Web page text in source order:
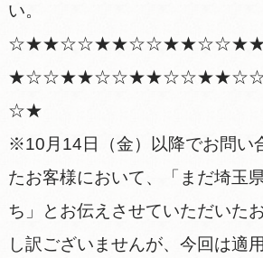
い。
☆★
※10月14日（金）以降でお問い
たお客様において、「まだ埼玉
ち」とお伝えさせていただいた
し訳ございませんが、今回は適